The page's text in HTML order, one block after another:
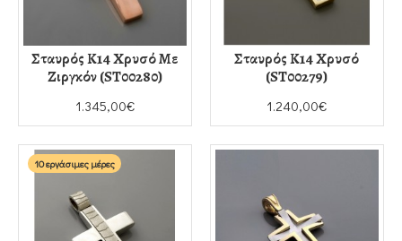
Σταυρός Κ14 Χρυσό Με
Ζιργκόν (ST00280)
1.345,00€
Σταυρός Κ14 Χρυσό
(ST00279)
1.240,00€
10 εργάσιμες μέρες